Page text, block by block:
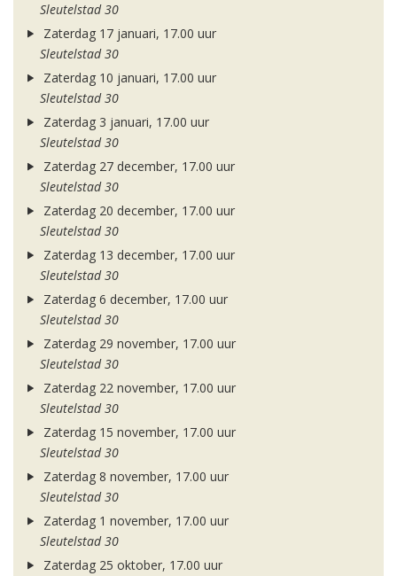
Sleutelstad 30
Zaterdag 17 januari, 17.00 uur
Sleutelstad 30
Zaterdag 10 januari, 17.00 uur
Sleutelstad 30
Zaterdag 3 januari, 17.00 uur
Sleutelstad 30
Zaterdag 27 december, 17.00 uur
Sleutelstad 30
Zaterdag 20 december, 17.00 uur
Sleutelstad 30
Zaterdag 13 december, 17.00 uur
Sleutelstad 30
Zaterdag 6 december, 17.00 uur
Sleutelstad 30
Zaterdag 29 november, 17.00 uur
Sleutelstad 30
Zaterdag 22 november, 17.00 uur
Sleutelstad 30
Zaterdag 15 november, 17.00 uur
Sleutelstad 30
Zaterdag 8 november, 17.00 uur
Sleutelstad 30
Zaterdag 1 november, 17.00 uur
Sleutelstad 30
Zaterdag 25 oktober, 17.00 uur